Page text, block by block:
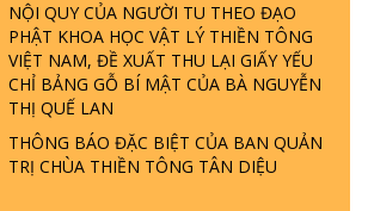
NỘI QUY CỦA NGƯỜI TU THEO ĐẠO
PHẬT KHOA HỌC VẬT LÝ THIỀN TÔNG
VIỆT NAM, ĐỀ XUẤT THU LẠI GIẤY YẾU
CHỈ BẢNG GỖ BÍ MẬT CỦA BÀ NGUYỄN
THỊ QUẾ LAN
THÔNG BÁO ĐẶC BIỆT CỦA BAN QUẢN
TRỊ CHÙA THIỀN TÔNG TÂN DIỆU
GIẢI ĐÁP THIỀN TÔNG ĐẶC BIỆT P22 - TẠI
SAO TRÁI ĐẤT NHIỀU THIÊN TAI - LŨ LỤT
- HỎA HOẠN | TTTD
GIẢI ĐÁP THIỀN TÔNG ĐẶC BIỆT P21 - TẠI